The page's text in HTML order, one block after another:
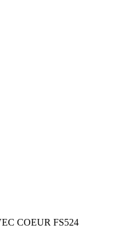
COEUR FS524